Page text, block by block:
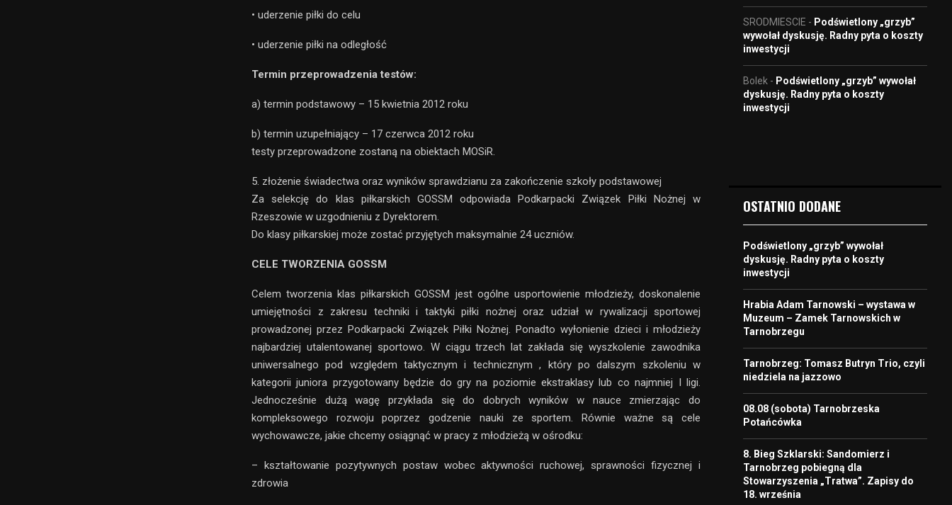
• uderzenie piłki do celu
• uderzenie piłki na odległość
Termin przeprowadzenia testów:
a) termin podstawowy – 15 kwietnia 2012 roku
b) termin uzupełniający – 17 czerwca 2012 roku
testy przeprowadzone zostaną na obiektach MOSiR.
5. złożenie świadectwa oraz wyników sprawdzianu za zakończenie szkoły podstawowej
Za selekcję do klas piłkarskich GOSSM odpowiada Podkarpacki Związek Piłki Nożnej w
Rzeszowie w uzgodnieniu z Dyrektorem.
Do klasy piłkarskiej może zostać przyjętych maksymalnie 24 uczniów.
CELE TWORZENIA GOSSM
Celem tworzenia klas piłkarskich GOSSM jest ogólne usportowienie młodzieży, doskonalenie
umiejętności z zakresu techniki i taktyki piłki nożnej oraz udział w rywalizacji sportowej
prowadzonej przez Podkarpacki Związek Piłki Nożnej. Ponadto wyłonienie dzieci i młodzieży
najbardziej utalentowanej sportowo. W ciągu trzech lat zakłada się wyszkolenie zawodnika
uniwersalnego pod względem taktycznym i technicznym , który po dalszym szkoleniu w
kategorii juniora przygotowany będzie do gry na poziomie ekstraklasy lub co najmniej I ligi.
Jednocześnie dużą wagę przykłada się do dobrych wyników w nauce zmierzając do
kompleksowego rozwoju poprzez godzenie nauki ze sportem. Równie ważne są cele
wychowawcze, jakie chcemy osiągnąć w pracy z młodzieżą w ośrodku:
– kształtowanie pozytywnych postaw wobec aktywności ruchowej, sprawności fizycznej i
zdrowia
SRODMIESCIE - Podświetlony „grzyb”
wywołał dyskusję. Radny pyta o koszty
inwestycji
Bolek - Podświetlony „grzyb” wywołał
dyskusję. Radny pyta o koszty
inwestycji
OSTATNIO DODANE
Podświetlony „grzyb” wywołał
dyskusję. Radny pyta o koszty
inwestycji
Hrabia Adam Tarnowski – wystawa w
Muzeum – Zamek Tarnowskich w
Tarnobrzegu
Tarnobrzeg: Tomasz Butryn Trio, czyli
niedziela na jazzowo
08.08 (sobota) Tarnobrzeska
Potańcówka
8. Bieg Szklarski: Sandomierz i
Tarnobrzeg pobiegną dla
Stowarzyszenia „Tratwa”. Zapisy do
18. września